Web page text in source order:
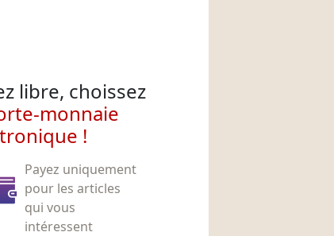
libre, choissez
monnaie
!
Payez uniquement
pour les articles
qui vous
intéressent